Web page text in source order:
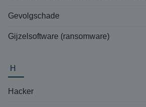
Gevolgschade
Gijzelsoftware (ransomware)
H
Hacker